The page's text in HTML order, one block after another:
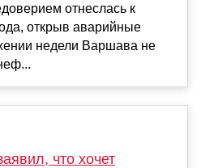
отнеслась к
открыв аварийные
недели Варшава не
что хочет